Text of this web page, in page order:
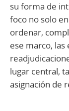
su forma de
foco no solo
ordenar,
ese marco, las
lugar central,
asignación de